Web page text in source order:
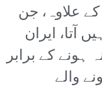
علاوہ، جن
آتا، ایران
کے برابر
والے